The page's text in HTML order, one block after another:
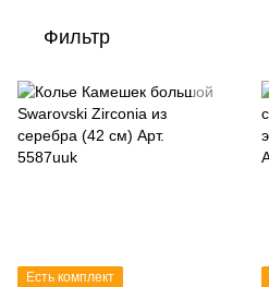
Фильтр
Есть комплект